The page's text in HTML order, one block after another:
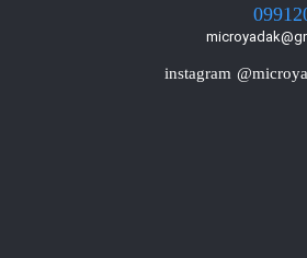
instagram